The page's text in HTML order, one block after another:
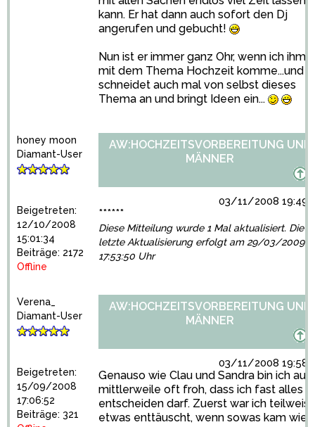
kann. Er hat dann auch sofort den Dj
angerufen und gebucht!
Nun ist er immer ganz Ohr, wenn ich ihm
mit dem Thema Hochzeit komme...und
schneidet auch mal von selbst dieses
Thema an und bringt Ideen ein...
honey moon
Diamant-User
Beigetreten:
12/10/2008
15:01:34
Beiträge: 2172
Offline
AW:HOCHZEITSVORBEREITUNG UND
MÄNNER
03/11/2008
******
Diese Mitteilung wurde 1 Mal aktualisiert. Die
letzte Aktualisierung erfolgt am 29/03/2009
17:53:50 Uhr
Verena_
Diamant-User
Beigetreten:
15/09/2008
17:06:52
Beiträge: 321
AW:HOCHZEITSVORBEREITUNG UND
MÄNNER
03/11/2008
Genauso wie Clau und Sandra bin ich
mittlerweile oft froh, dass ich fast alles
entscheiden darf. Zuerst war ich
etwas enttäuscht, wenn sowas kam wie